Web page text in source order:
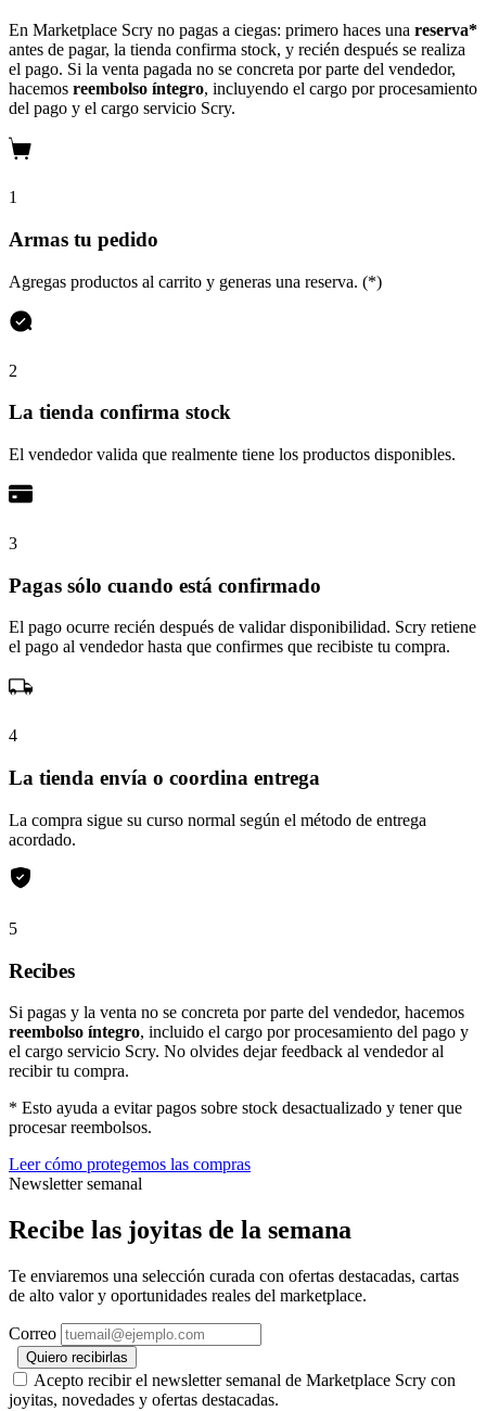
En Marketplace Scry no pagas a ciegas: primero haces una reserva*
antes de pagar, la tienda confirma stock, y recién después se realiza
el pago. Si la venta pagada no se concreta por parte del vendedor,
hacemos reembolso íntegro, incluyendo el cargo por procesamiento
del pago y el cargo servicio Scry.
1
Armas tu pedido
Agregas productos al carrito y generas una reserva. (*)
2
La tienda confirma stock
El vendedor valida que realmente tiene los productos disponibles.
3
Pagas sólo cuando está confirmado
El pago ocurre recién después de validar disponibilidad. Scry retiene
el pago al vendedor hasta que confirmes que recibiste tu compra.
4
La tienda envía o coordina entrega
La compra sigue su curso normal según el método de entrega
acordado.
5
Recibes
Si pagas y la venta no se concreta por parte del vendedor, hacemos
reembolso íntegro, incluido el cargo por procesamiento del pago y
el cargo servicio Scry. No olvides dejar feedback al vendedor al
recibir tu compra.
* Esto ayuda a evitar pagos sobre stock desactualizado y tener que
procesar reembolsos.
Leer cómo protegemos las compras
Newsletter semanal
Recibe las joyitas de la semana
Te enviaremos una selección curada con ofertas destacadas, cartas
de alto valor y oportunidades reales del marketplace.
Correo
Quiero recibirlas
Acepto recibir el newsletter semanal de Marketplace Scry con
joyitas, novedades y ofertas destacadas.